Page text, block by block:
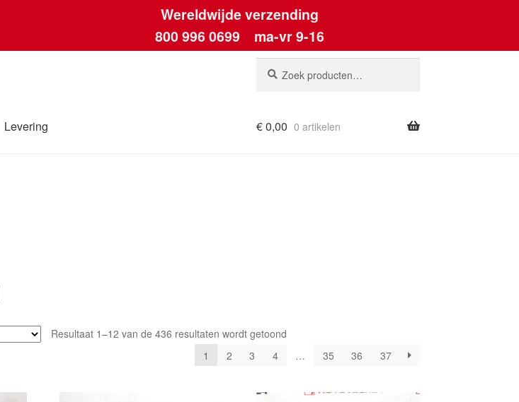
Wereldwijde verzending
800 996 0699 ma-vr 9-16
naar:
Levering €0,00 0 artikelen
Resultaat 1–12 van de 436 resultaten wordt getoondGesorteerd
nieuwste
1 2 3 4 … 35 36 37